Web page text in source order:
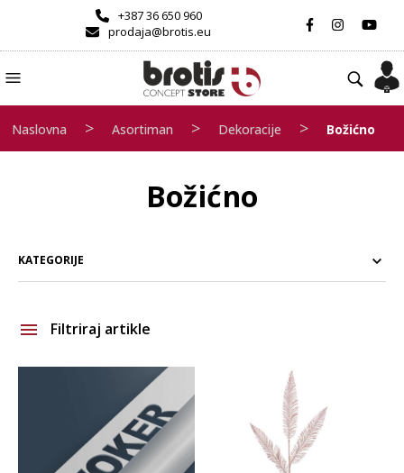
+387 36 650 960
prodaja@brotis.eu
Naslovna > Asortiman > Dekoracije > Božićno
Božićno
KATEGORIJE
Filtriraj artikle